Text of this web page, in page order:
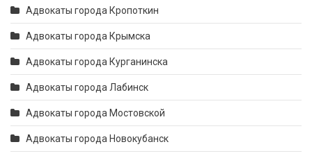
Адвокаты города Кропоткин
Адвокаты города Крымска
Адвокаты города Курганинска
Адвокаты города Лабинск
Адвокаты города Мостовской
Адвокаты города Новокубанск